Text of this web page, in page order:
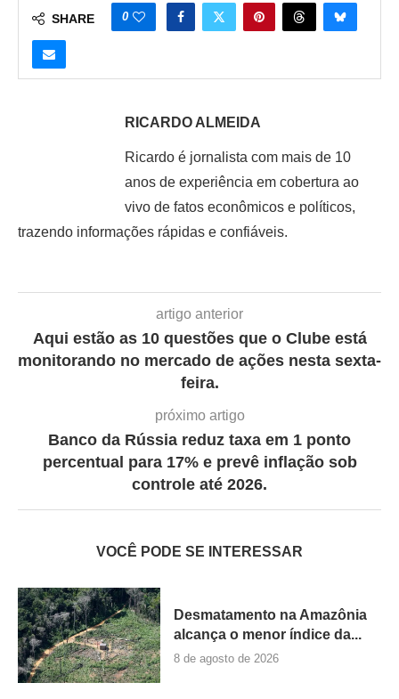
SHARE 0
RICARDO ALMEIDA
Ricardo é jornalista com mais de 10
anos de experiência em cobertura ao
vivo de fatos econômicos e políticos,
trazendo informações rápidas e confiáveis.
artigo anterior
Aqui estão as 10 questões que o Clube está
monitorando no mercado de ações nesta sexta-
feira.
próximo artigo
Banco da Rússia reduz taxa em 1 ponto
percentual para 17% e prevê inflação sob
controle até 2026.
VOCÊ PODE SE INTERESSAR
Desmatamento na Amazônia
alcança o menor índice da...
8 de agosto de 2026